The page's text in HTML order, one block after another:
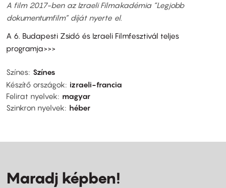
A film 2017-ben az Izraeli Filmakadémia “Legjobb
dokumentumfilm” díját nyerte el.
A 6. Budapesti Zsidó és Izraeli Filmfesztivál teljes
programja>>>
Színes Színes
Készítő országok
izraeli-francia
Felirat nyelvek
magyar
Szinkron nyelvek
héber
Maradj képben!